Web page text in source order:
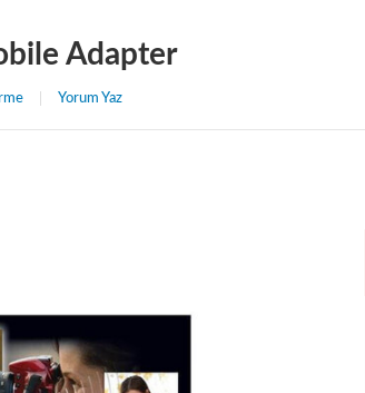
Adapter
Yorum Yaz